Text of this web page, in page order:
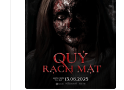
hàng tuần trên VieOn,
FPT Play bắt đầu từ ngày
18/12/2023.